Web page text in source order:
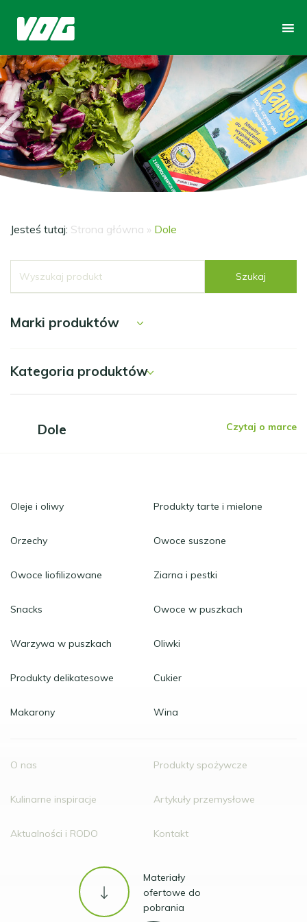
Jesteś tutaj: Strona główna » Dole
Szukaj
Marki produktów
Kategoria produktów
Dole Czytaj o marce
Materiały
ofertowe do
pobrania
Oleje i oliwy Produkty tarte i mielone
Orzechy Owoce suszone
Owoce liofilizowane Ziarna i pestki
Snacks Owoce w puszkach
Warzywa w puszkach Oliwki
Produkty delikatesowe Cukier
Makarony Wina
O nas Produkty spożywcze
Kulinarne inspiracje Artykuły przemysłowe
Aktualności i RODO Kontakt